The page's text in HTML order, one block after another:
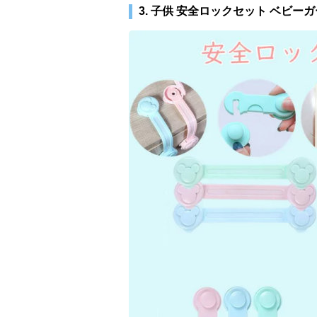
3. 子供 安全ロックセット ベビー